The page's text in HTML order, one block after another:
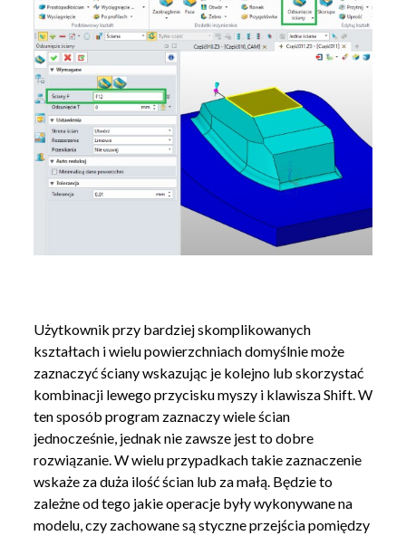
Użytkownik przy bardziej skomplikowanych
kształtach i wielu powierzchniach domyślnie może
zaznaczyć ściany wskazując je kolejno lub skorzystać
kombinacji lewego przycisku myszy i klawisza Shift. W
ten sposób program zaznaczy wiele ścian
jednocześnie, jednak nie zawsze jest to dobre
rozwiązanie. W wielu przypadkach takie zaznaczenie
wskaże za duża ilość ścian lub za małą. Będzie to
zależne od tego jakie operacje były wykonywane na
modelu, czy zachowane są styczne przejścia pomiędzy